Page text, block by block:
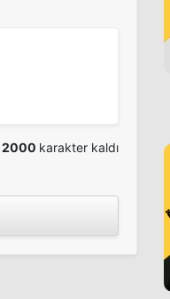
2000 karakter kaldı